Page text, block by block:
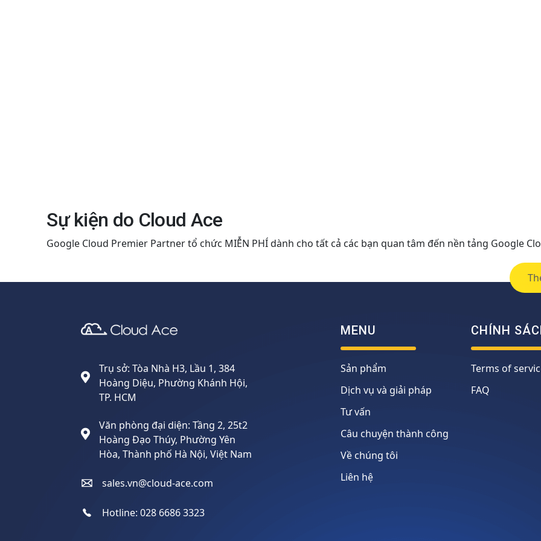
Sự kiện do Cloud Ace
Google Cloud Premier Partner tổ chức MIỄN PHÍ dành cho tất cả các bạn quan tâm đến nền tảng Google
Trụ sở: Tòa Nhà H3, Lầu 1, 384
Hoàng Diệu, Phường Khánh Hội,
TP. HCM
Văn phòng đại diện: Tầng 2, 25t2
Hoàng Đạo Thúy, Phường Yên
Hòa, Thành phố Hà Nội, Việt Nam
sales.vn@cloud-ace.com
Hotline:028 6686 3323
MENU
Sản phẩm
Dịch vụ và giải pháp
Tư vấn
Câu chuyện thành công
Về chúng tôi
Liên hệ
CHÍNH
Terms of
FAQ